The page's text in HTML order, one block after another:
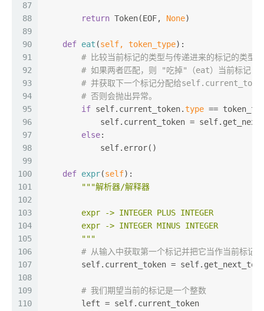
87
88
89
90
91
92
93
94
95
96
97
98
99
100
101
102
103
104
105
106
107
108
109
110
return Token(EOF, None)
def eat (self, token_type):
# 比较当前标记的类型与传递进来的标记的类型，
# 如果两者匹配，则 "吃掉"（eat）当前标记，
# 并获取下一个标记分配给
# 否则会抛出异常。
if self.current_token.type ==
self.current_token =
else:
            self.error()
def expr(self):
"""解析器/解释器
        expr -> INTEGER PLUS INTEGER
        expr -> INTEGER MINUS INTEGER
        """
# 从输入中获取第一个标记并把它当作当前标记
self.current_token =
# 我们期望当前的标记是一个整数
        left = self.current_token